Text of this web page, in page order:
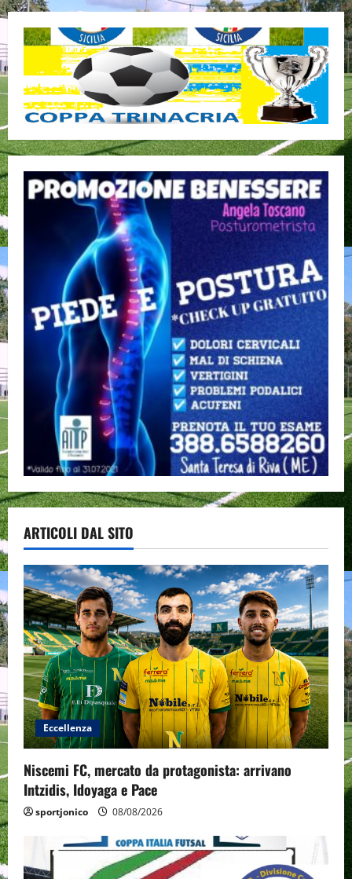
ARTICOLI DAL SITO
Eccellenza
Niscemi FC, mercato da protagonista: arrivano
Intzidis, Idoyaga e Pace
sportjonico 08/08/2026